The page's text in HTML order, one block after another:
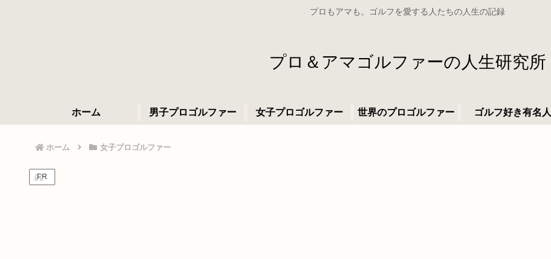
プロもアマも。ゴルフを愛する人たちの人生の記録
プロ＆アマゴルファーの人生研究所
ホーム 男子プロゴルファー 女子プロゴルファー 世界のプロゴルファー ゴルフ好き有名人
ホーム 女子プロゴルファー
PR